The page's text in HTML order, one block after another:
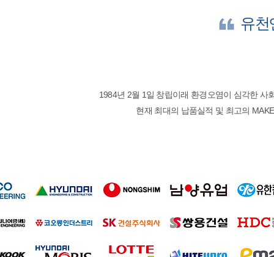
유천
1984년 2월 1일 창립이래 환경오염이 심각한
현재 최대의 납품실적 및 최고의